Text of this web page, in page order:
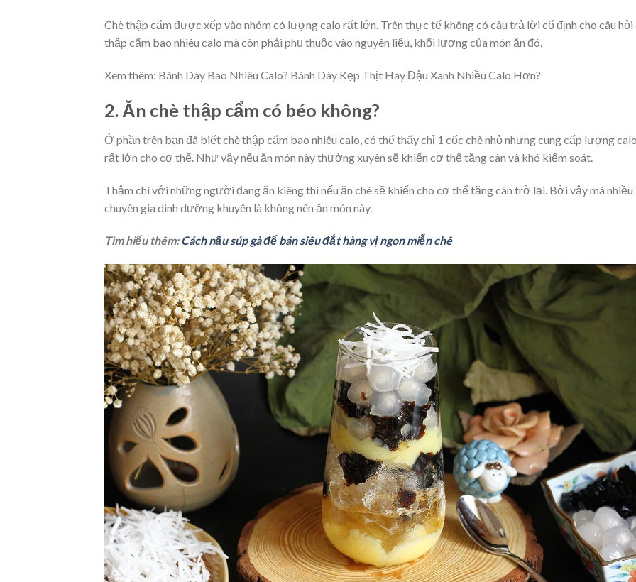
Chè thập cẩm được xếp vào nhóm có lượng calo rất lớn. Trên thực tế không có câu trả lời cố định cho câu hỏi
thập cẩm bao nhiêu calo mà còn phải phụ thuộc vào nguyên liệu, khối lượng của món ăn đó.
Xem thêm: Bánh Dày Bao Nhiêu Calo? Bánh Dày Kẹp Thịt Hay Đậu Xanh Nhiều Calo Hơn?
2. Ăn chè thập cẩm có béo không?
Ở phần trên bạn đã biết chè thập cẩm bao nhiêu calo, có thể thấy chỉ 1 cốc chè nhỏ nhưng cung cấp lượng
rất lớn cho cơ thể. Như vậy nếu ăn món này thường xuyên sẽ khiến cơ thể tăng cân và khó kiểm soát.
Thậm chí với những người đang ăn kiêng thì nếu ăn chè sẽ khiến cho cơ thể tăng cân trở lại. Bởi vậy mà nhiều
chuyên gia dinh dưỡng khuyên là không nên ăn món này.
Tìm hiểu thêm:Cách nấu súp gà để bán siêu đắt hàng vị ngon miễn chê